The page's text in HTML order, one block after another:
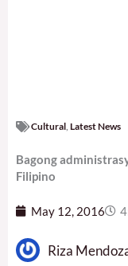
Cultural Latest News
Bagong
Filipino
May 12, 2016
Riza